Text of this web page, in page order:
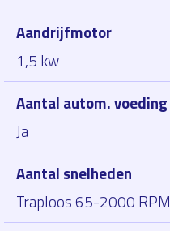
Aandrijfmotor
1,5 kw
Aantal autom. voeding
Ja
Aantal snelheden
Traploos 65-2000 RPM